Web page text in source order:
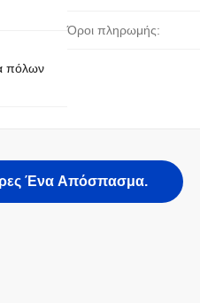
Όροι πληρωμής:
πόλων
Ένα Απόσπασμα.